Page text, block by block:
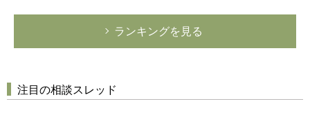
ランキングを見る
注目の相談スレッド